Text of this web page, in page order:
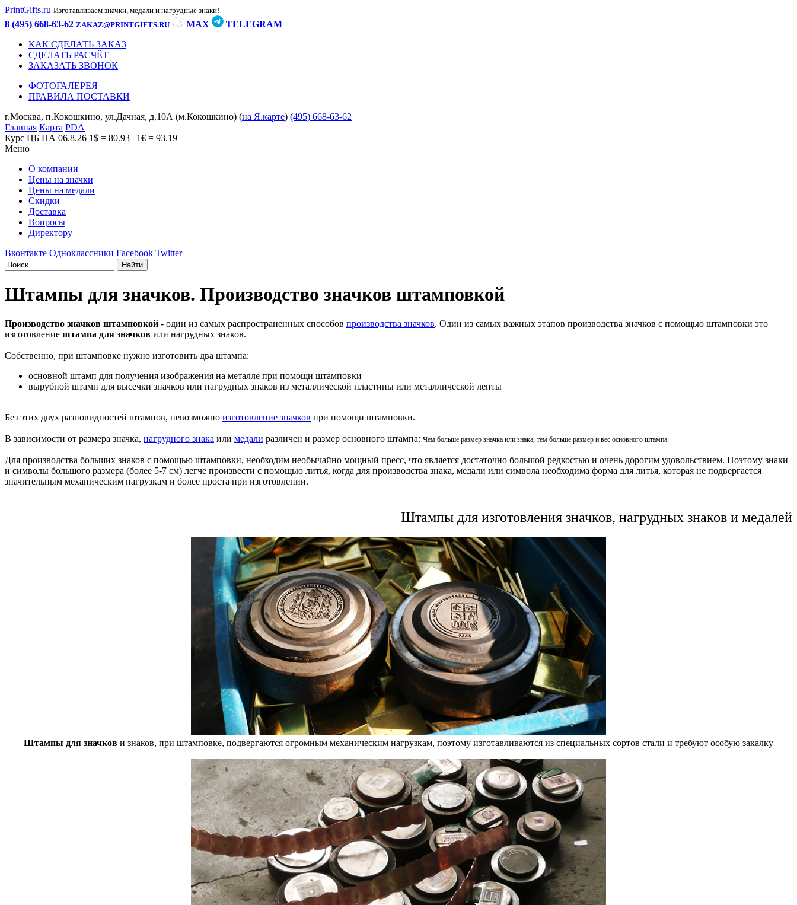
PrintGifts.ru Изготавливаем значки, медали и нагрудные знаки!
8 (495) 668-63-62 ZAKAZ@PRINTGIFTS.RU MAX
TELEGRAM
КАК СДЕЛАТЬ ЗАКАЗ
СДЕЛАТЬ РАСЧЁТ
ЗАКАЗАТЬ ЗВОНОК
ФОТОГАЛЕРЕЯ
ПРАВИЛА ПОСТАВКИ
г.Москва, п.Кокошкино, ул.Дачная, д.10А (м.Кокошкино) (на Я.карте) (495) 668-63-62
Главная Карта PDA
Курс ЦБ НА 06.8.26 1$ = 80.93 | 1€ = 93.19
Меню
О компании
Цены на значки
Цены на медали
Скидки
Доставка
Вопросы
Директору
Вконтакте Одноклассники Facebook Twitter
Штампы для значков. Производство значков штамповкой
Производство значков штамповкой - один из самых распространенных способов производства значков. Один из самых важных этапов производства значков с помощью штамповки это
изготовление штампа для значков или нагрудных знаков.
Собственно, при штамповке нужно изготовить два штампа:
основной штамп для получения изображения на металле при помощи штамповки
вырубной штамп для высечки значков или нагрудных знаков из металлической пластины или металлической ленты
Без этих двух разновидностей штампов, невозможно изготовление значков при помощи штамповки.
В зависимости от размера значка, нагрудного знака или медали различен и размер основного штампа: чем больше размер значка или знака, тем больше размер и вес основного штампа.
Для производства больших знаков с помощью штамповки, необходим необычайно мощный пресс, что является достаточно большой редкостью и очень дорогим удовольствием. Поэтому знаки
и символы большого размера (более 5-7 см) легче произвести с помощью литья, когда для производства знака, медали или символа необходима форма для литья, которая не подвергается
значительным механическим нагрузкам и более проста при изготовлении.
Штампы для изготовления значков, нагрудных знаков и медалей
Штампы для значков и знаков, при штамповке, подвергаются огромным механическим нагрузкам, поэтому изготавливаются из специальных сортов стали и требуют особую закалку